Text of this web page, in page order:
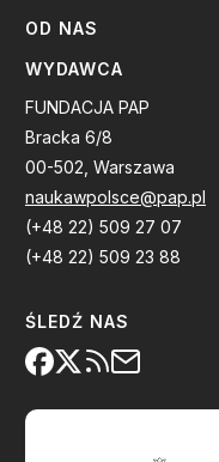
OD NAS
WYDAWCA
FUNDACJA PAP
Bracka 6/8
00-502, Warszawa
naukawpolsce@pap.pl
(+48 22) 509 27 07
(+48 22) 509 23 88
ŚLEDŹ NAS